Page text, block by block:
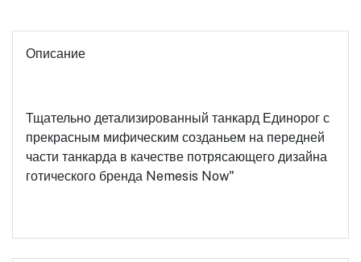
Описание
Тщательно детализированный танкард Единорог с
прекрасным мифическим созданьем на передней
части танкарда в качестве потрясающего дизайна
готического бренда Nemesis Now"